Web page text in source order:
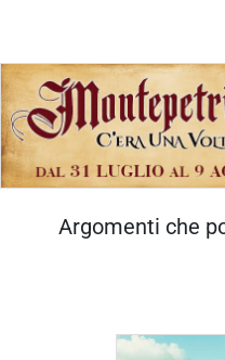
Argomenti che